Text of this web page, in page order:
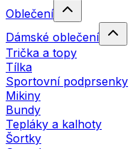
Oblečení
Dámské oblečení
Trička a topy
Tílka
Sportovní podprsenky
Mikiny
Bundy
Tepláky a kalhoty
Šortky